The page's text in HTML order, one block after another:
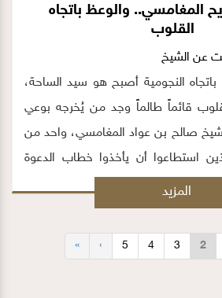
المغامسي.. والوعظ باتجاه
القلوب
عن الشيخ
النجومية أصبح هو سيد الساحة،
قائماً طالماً وجد من يُخرجه بوعي
صالح بن عواد المغامسي، واحد من
استطاعوا أن يأخذوا خطاب الدعوة
مساق عصري ومؤثر
المزيد
2
3
4
5
›
»